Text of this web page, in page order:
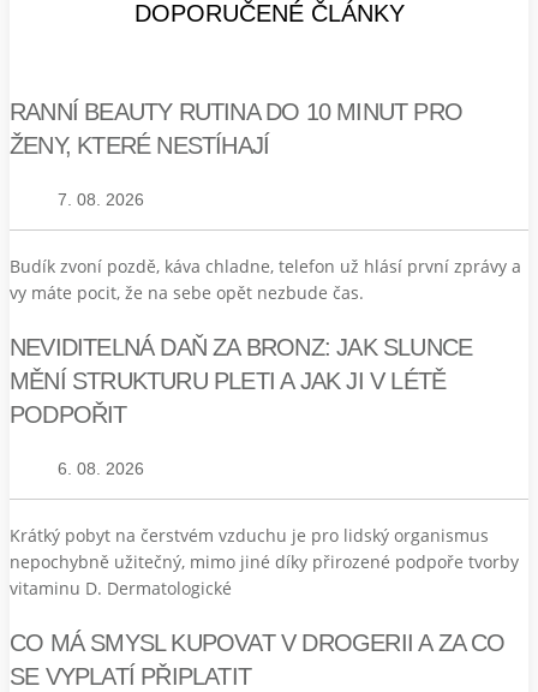
DOPORUČENÉ ČLÁNKY
RANNÍ BEAUTY RUTINA DO 10 MINUT PRO
ŽENY, KTERÉ NESTÍHAJÍ
7. 08. 2026
Budík zvoní pozdě, káva chladne, telefon už hlásí první zprávy a
vy máte pocit, že na sebe opět nezbude čas.
NEVIDITELNÁ DAŇ ZA BRONZ: JAK SLUNCE
MĚNÍ STRUKTURU PLETI A JAK JI V LÉTĚ
PODPOŘIT
6. 08. 2026
Krátký pobyt na čerstvém vzduchu je pro lidský organismus
nepochybně užitečný, mimo jiné díky přirozené podpoře tvorby
vitaminu D. Dermatologické
CO MÁ SMYSL KUPOVAT V DROGERII A ZA CO
SE VYPLATÍ PŘIPLATIT